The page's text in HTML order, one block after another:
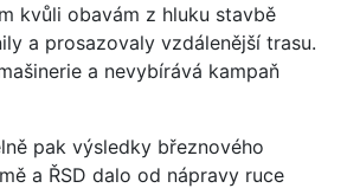
kvůli obavám z hluku stavbě
a prosazovaly vzdálenější trasu.
a nevybírává kampaň
pak výsledky březnového
a ŘSD dalo od nápravy ruce